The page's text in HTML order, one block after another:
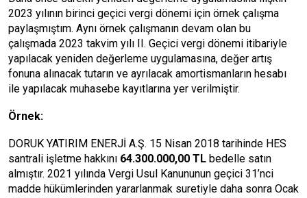
2023 yılının birinci geçici vergi dönemi için örnek çalışma
paylaşmıştım. Aynı örnek çalışmanın devam olan bu
çalışmada 2023 takvim yılı II. Geçici vergi dönemi itibariyle
yapılacak yeniden değerleme uygulamasına, değer artış
fonuna alınacak tutarın ve ayrılacak amortismanların hesabı
ile yapılacak muhasebe kayıtlarına yer verilmiştir.
Örnek:
DORUK YATIRIM ENERJİ A.Ş. 15 Nisan 2018 tarihinde HES
santrali işletme hakkını 64.300.000,00 TL bedelle satın
almıştır. 2021 yılında Vergi Usul Kanununun geçici 31’nci
madde hükümlerinden yararlanmak suretiyle daha sonra Ocak